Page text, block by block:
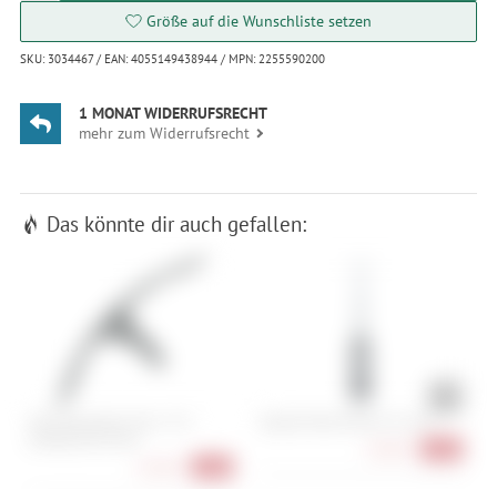
Größe auf die Wunschliste setzen
SKU: 3034467 / EAN: 4055149438944 / MPN: 2255590200
1 MONAT WIDERRUFSRECHT
mehr zum Widerrufsrecht
Das könnte dir auch gefallen: